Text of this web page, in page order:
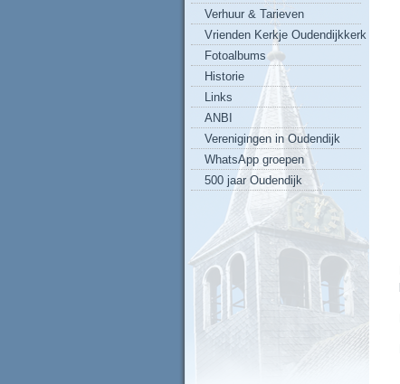
Verhuur & Tarieven
Vrienden Kerkje Oudendijkkerk
Fotoalbums
Historie
Links
ANBI
Verenigingen in Oudendijk
WhatsApp groepen
500 jaar Oudendijk